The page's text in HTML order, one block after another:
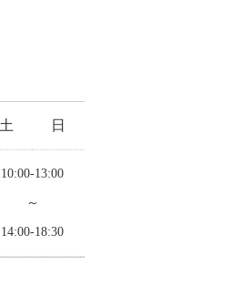
土 日
10:00-13:00
～
14:00-18:30